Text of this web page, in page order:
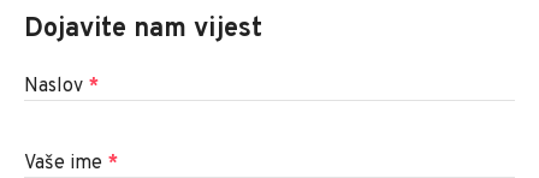
Dojavite nam vijest
Naslov *
Vaše ime *